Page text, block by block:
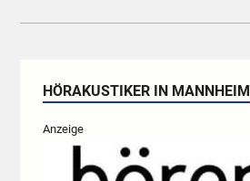
HÖRAKUSTIKER IN MANNHEIM
Anzeige